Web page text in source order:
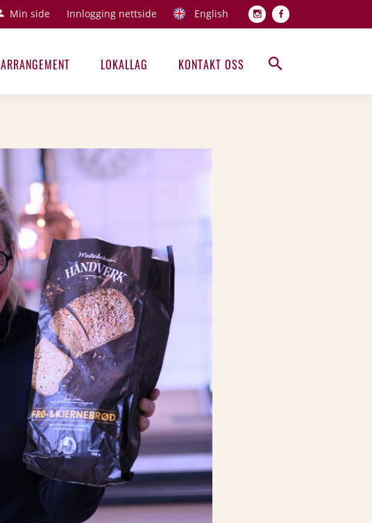
Topp
Min side Innlogging nettside English
Hovedmeny
ARRANGEMENT LOKALLAG KONTAKT OSS